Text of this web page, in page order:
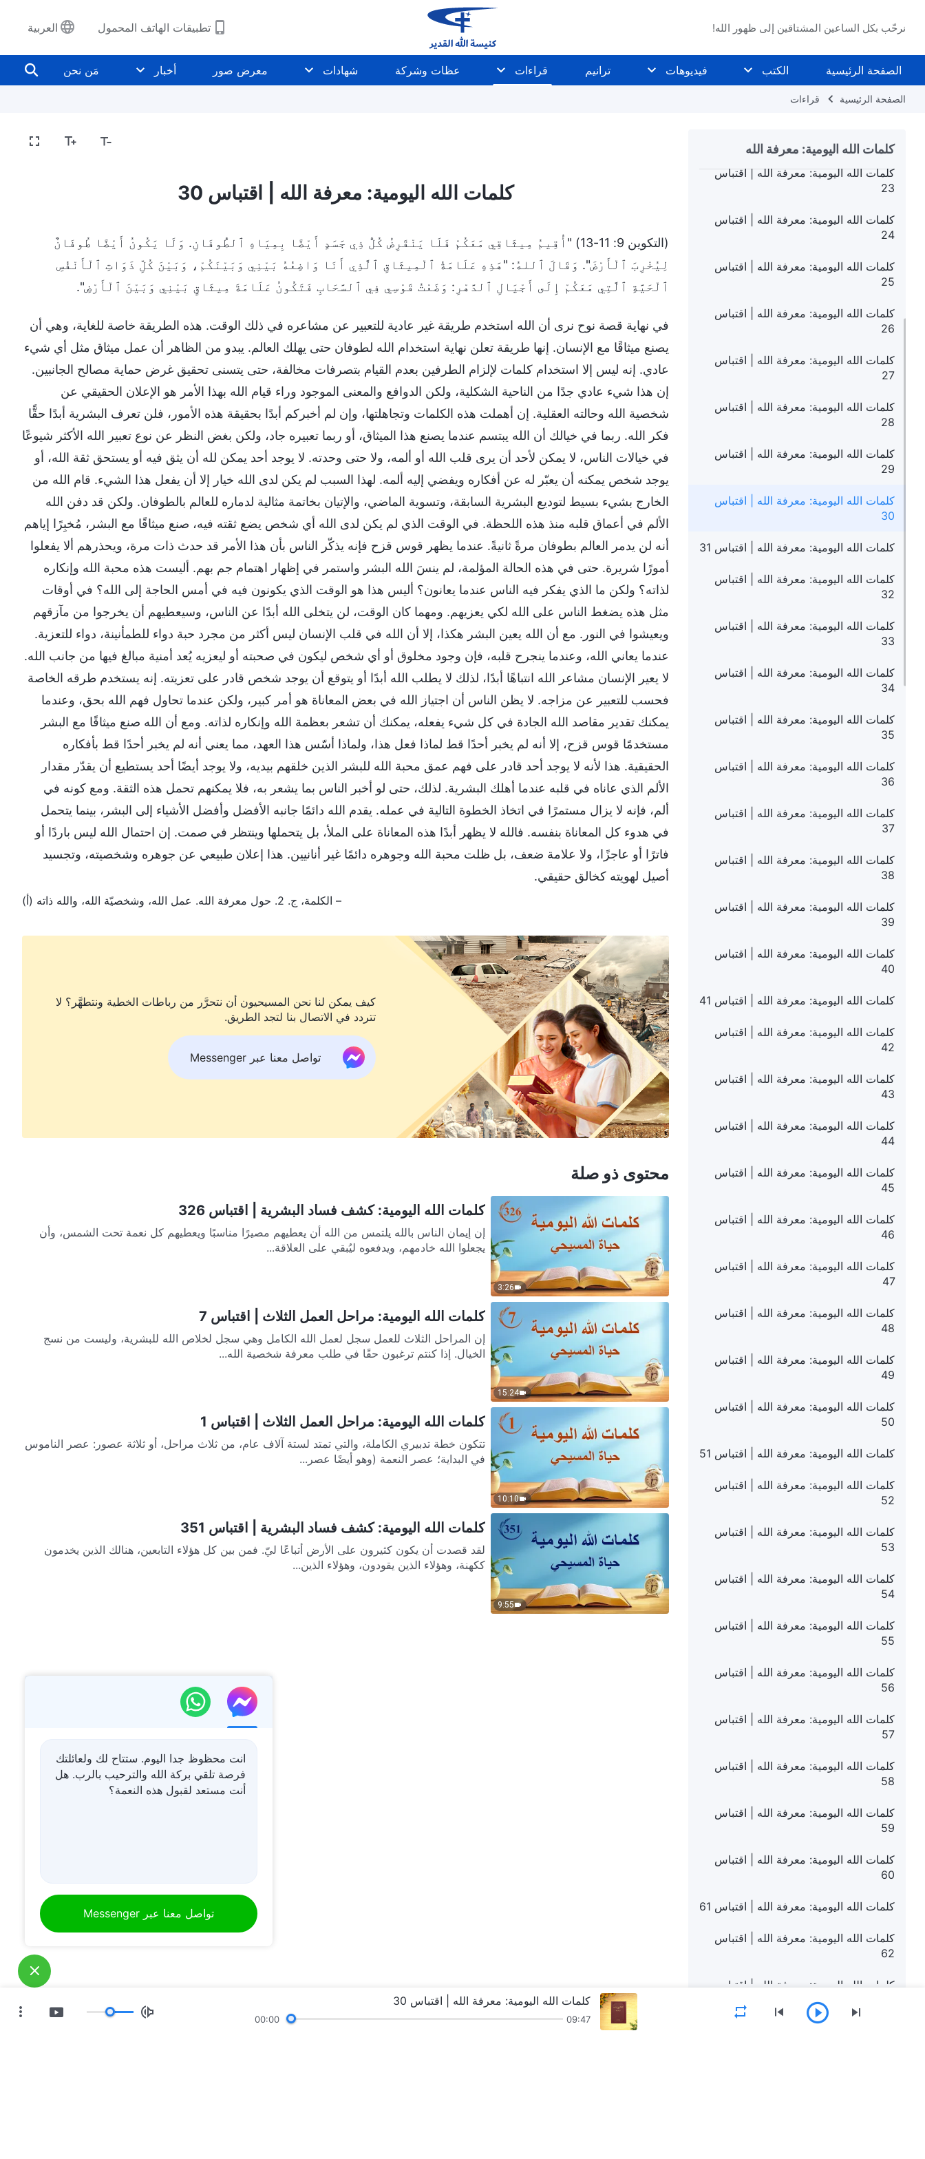
نرحّب بكل الساعين المشتاقين إلى ظهور الله! تطبيقات الهاتف المحمول العربية
الصفحة الرئيسية الكتب فيديوهات ترانيم قراءات عظات وشركة شهادات معرض صور أخبار مَن نحن
الصفحة الرئيسية قراءات
كلمات الله اليومية: معرفة الله
كلمات الله اليومية: معرفة الله | اقتباس 21
22
كلمات الله اليومية: معرفة الله | اقتباس
23
كلمات الله اليومية: معرفة الله | اقتباس
24
كلمات الله اليومية: معرفة الله | اقتباس
25
كلمات الله اليومية: معرفة الله | اقتباس
26
كلمات الله اليومية: معرفة الله | اقتباس
27
كلمات الله اليومية: معرفة الله | اقتباس
28
كلمات الله اليومية: معرفة الله | اقتباس
29
كلمات الله اليومية: معرفة الله | اقتباس
30
كلمات الله اليومية: معرفة الله | اقتباس 31
كلمات الله اليومية: معرفة الله | اقتباس
32
كلمات الله اليومية: معرفة الله | اقتباس
33
كلمات الله اليومية: معرفة الله | اقتباس
34
كلمات الله اليومية: معرفة الله | اقتباس
35
كلمات الله اليومية: معرفة الله | اقتباس
36
كلمات الله اليومية: معرفة الله | اقتباس
37
كلمات الله اليومية: معرفة الله | اقتباس
38
كلمات الله اليومية: معرفة الله | اقتباس
39
كلمات الله اليومية: معرفة الله | اقتباس
40
كلمات الله اليومية: معرفة الله | اقتباس 41
كلمات الله اليومية: معرفة الله | اقتباس
42
كلمات الله اليومية: معرفة الله | اقتباس
43
كلمات الله اليومية: معرفة الله | اقتباس
44
كلمات الله اليومية: معرفة الله | اقتباس
45
كلمات الله اليومية: معرفة الله | اقتباس
46
كلمات الله اليومية: معرفة الله | اقتباس
47
كلمات الله اليومية: معرفة الله | اقتباس
48
كلمات الله اليومية: معرفة الله | اقتباس
49
كلمات الله اليومية: معرفة الله | اقتباس
50
كلمات الله اليومية: معرفة الله | اقتباس 51
كلمات الله اليومية: معرفة الله | اقتباس
52
كلمات الله اليومية: معرفة الله | اقتباس
53
كلمات الله اليومية: معرفة الله | اقتباس
54
كلمات الله اليومية: معرفة الله | اقتباس
55
كلمات الله اليومية: معرفة الله | اقتباس
56
كلمات الله اليومية: معرفة الله | اقتباس
57
كلمات الله اليومية: معرفة الله | اقتباس
58
كلمات الله اليومية: معرفة الله | اقتباس
59
كلمات الله اليومية: معرفة الله | اقتباس
60
كلمات الله اليومية: معرفة الله | اقتباس 61
كلمات الله اليومية: معرفة الله | اقتباس
62
كلمات الله اليومية: معرفة الله | اقتباس
كلمات الله اليومية: معرفة الله | اقتباس 30
(التكوين 9: 11-13) "أُقِيمُ مِيثَاقِي مَعَكُمْ فَلَا يَنْقَرِضُ كُلُّ ذِي جَسَدٍ أَيْضًا بِمِيَاهِ ٱلطُّوفَانِ. وَلَا يَكُونُ أَيْضًا طُوفَانٌ
لِيُخْرِبَ ٱلْأَرْضَ". وَقَالَ ٱللهُ: "هَذِهِ عَلَامَةُ ٱلْمِيثَاقِ ٱلَّذِي أَنَا وَاضِعُهُ بَيْنِي وَبَيْنَكُمْ، وَبَيْنَ كُلِّ ذَوَاتِ ٱلْأَنْفُسِ
ٱلْحَيَّةِ ٱلَّتِي مَعَكُمْ إِلَى أَجْيَالِ ٱلدَّهْرِ: وَضَعْتُ قَوْسِي فِي ٱلسَّحَابِ فَتَكُونُ عَلَامَةَ مِيثَاقٍ بَيْنِي وَبَيْنَ ٱلْأَرْضِ".
في نهاية قصة نوح نرى أن الله استخدم طريقة غير عادية للتعبير عن مشاعره في ذلك الوقت. هذه الطريقة خاصة للغاية، وهي أن
يصنع ميثاقًا مع الإنسان. إنها طريقة تعلن نهاية استخدام الله لطوفان حتى يهلك العالم. يبدو من الظاهر أن عمل ميثاق مثل أي شيء
عادي. إنه ليس إلا استخدام كلمات لإلزام الطرفين بعدم القيام بتصرفات مخالفة، حتى يتسنى تحقيق غرض حماية مصالح الجانبين.
إن هذا شيء عادي جدًا من الناحية الشكلية، ولكن الدوافع والمعنى الموجود وراء قيام الله بهذا الأمر هو الإعلان الحقيقي عن
شخصية الله وحالته العقلية. إن أهملت هذه الكلمات وتجاهلتها، وإن لم أخبركم أبدًا بحقيقة هذه الأمور، فلن تعرف البشرية أبدًا حقًّا
فكر الله. ربما في خيالك أن الله يبتسم عندما يصنع هذا الميثاق، أو ربما تعبيره جاد، ولكن بغض النظر عن نوع تعبير الله الأكثر شيوعًا
في خيالات الناس، لا يمكن لأحد أن يرى قلب الله أو ألمه، ولا حتى وحدته. لا يوجد أحد يمكن لله أن يثق فيه أو يستحق ثقة الله، أو
يوجد شخص يمكنه أن يعبّر له عن أفكاره ويفضي إليه ألمه. لهذا السبب لم يكن لدى الله خيار إلا أن يفعل هذا الشيء. قام الله من
الخارج بشيء بسيط لتوديع البشرية السابقة، وتسوية الماضي، والإتيان بخاتمة مثالية لدماره للعالم بالطوفان. ولكن قد دفن الله
الألم في أعماق قلبه منذ هذه اللحظة. في الوقت الذي لم يكن لدى الله أي شخص يضع ثقته فيه، صنع ميثاقًا مع البشر، مُخبِرًا إياهم
أنه لن يدمر العالم بطوفان مرةً ثانيةً. عندما يظهر قوس قزح فإنه يذكّر الناس بأن هذا الأمر قد حدث ذات مرة، ويحذرهم ألا يفعلوا
أمورًا شريرة. حتى في هذه الحالة المؤلمة، لم ينسَ الله البشر واستمر في إظهار اهتمام جم بهم. أليست هذه محبة الله وإنكاره
لذاته؟ ولكن ما الذي يفكر فيه الناس عندما يعانون؟ أليس هذا هو الوقت الذي يكونون فيه في أمس الحاجة إلى الله؟ في أوقات
مثل هذه يضغط الناس على الله لكي يعزيهم. ومهما كان الوقت، لن يتخلى الله أبدًا عن الناس، وسيعطيهم أن يخرجوا من مآزقهم
ويعيشوا في النور. مع أن الله يعين البشر هكذا، إلا أن الله في قلب الإنسان ليس أكثر من مجرد حبة دواء للطمأنينة، دواء للتعزية.
عندما يعاني الله، وعندما ينجرح قلبه، فإن وجود مخلوق أو أي شخص ليكون في صحبته أو ليعزيه يُعد أمنية مبالغ فيها من جانب الله.
لا يعير الإنسان مشاعر الله انتباهًا أبدًا، لذلك لا يطلب الله أبدًا أو يتوقع أن يوجد شخص قادر على تعزيته. إنه يستخدم طرقه الخاصة
فحسب للتعبير عن مزاجه. لا يظن الناس أن اجتياز الله في بعض المعاناة هو أمر كبير، ولكن عندما تحاول فهم الله بحق، وعندما
يمكنك تقدير مقاصد الله الجادة في كل شيء يفعله، يمكنك أن تشعر بعظمة الله وإنكاره لذاته. ومع أن الله صنع ميثاقًا مع البشر
مستخدمًا قوس قزح، إلا أنه لم يخبر أحدًا قط لماذا فعل هذا، ولماذا أسّس هذا العهد، مما يعني أنه لم يخبر أحدًا قط بأفكاره
الحقيقية. هذا لأنه لا يوجد أحد قادر على فهم عمق محبة الله للبشر الذين خلقهم بيديه، ولا يوجد أيضًا أحد يستطيع أن يقدّر مقدار
الألم الذي عاناه في قلبه عندما أهلك البشرية. لذلك، حتى لو أخبر الناس بما يشعر به، فلا يمكنهم تحمل هذه الثقة. ومع كونه في
ألم، فإنه لا يزال مستمرًا في اتخاذ الخطوة التالية في عمله. يقدم الله دائمًا جانبه الأفضل وأفضل الأشياء إلى البشر، بينما يتحمل
في هدوء كل المعاناة بنفسه. فالله لا يظهر أبدًا هذه المعاناة على الملأ، بل يتحملها وينتظر في صمت. إن احتمال الله ليس باردًا أو
فاترًا أو عاجزًا، ولا علامة ضعف، بل ظلت محبة الله وجوهره دائمًا غير أنانيين. هذا إعلان طبيعي عن جوهره وشخصيته، وتجسيد
أصيل لهويته كخالق حقيقي.
– الكلمة، ج. 2. حول معرفة الله. عمل الله، وشخصيّة الله، والله ذاته (أ)
كيف يمكن لنا نحن المسيحيون أن نتحرَّر من رباطات الخطية ونتطهَّر؟ لا
تتردد في الاتصال بنا لتجد الطريق.
تواصل معنا عبر Messenger
محتوى ذو صلة
3:26
كلمات الله اليومية: كشف فساد البشرية | اقتباس 326
إن إيمان الناس بالله يلتمس من الله أن يعطيهم مصيرًا مناسبًا ويعطيهم كل نعمة تحت الشمس، وأن
يجعلوا الله خادمهم، ويدفعوه ليُبقي على العلاقة...
15:24
كلمات الله اليومية: مراحل العمل الثلاث | اقتباس 7
إن المراحل الثلاث للعمل سجل لعمل الله الكامل وهي سجل لخلاص الله للبشرية، وليست من نسج
الخيال. إذا كنتم ترغبون حقًا في طلب معرفة شخصية الله...
10:10
كلمات الله اليومية: مراحل العمل الثلاث | اقتباس 1
تتكون خطة تدبيري الكاملة، والتي تمتد لستة آلاف عام، من ثلاث مراحل، أو ثلاثة عصور: عصر الناموس
في البداية؛ عصر النعمة (وهو أيضًا عصر...
9:55
كلمات الله اليومية: كشف فساد البشرية | اقتباس 351
لقد قصدت أن يكون كثيرون على الأرض أتباعًا ليّ. فمن بين كل هؤلاء التابعين، هنالك الذين يخدمون
ككهنة، وهؤلاء الذين يقودون، وهؤلاء الذين...
انت محظوظ جدا اليوم. ستتاح لك ولعائلتك
فرصة تلقي بركة الله والترحيب بالرب. هل
أنت مستعد لقبول هذه النعمة؟
تواصل معنا عبر Messenger
كلمات الله اليومية: معرفة الله | اقتباس 30
00:00 09:47